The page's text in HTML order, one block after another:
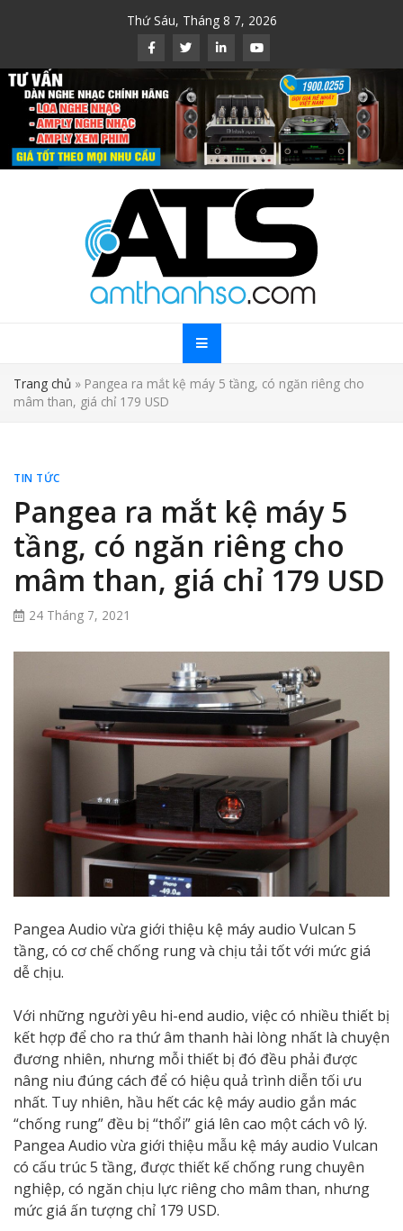
Thứ Sáu, Tháng 8 7, 2026
Trang chủ » Pangea ra mắt kệ máy 5 tầng, có ngăn riêng cho
mâm than, giá chỉ 179 USD
TIN TỨC
Pangea ra mắt kệ máy 5
tầng, có ngăn riêng cho
mâm than, giá chỉ 179 USD
24 Tháng 7, 2021
Pangea Audio vừa giới thiệu kệ máy audio Vulcan 5
tầng, có cơ chế chống rung và chịu tải tốt với mức giá
dễ chịu.
Với những người yêu hi-end audio, việc có nhiều thiết bị
kết hợp để cho ra thứ âm thanh hài lòng nhất là chuyện
đương nhiên, nhưng mỗi thiết bị đó đều phải được
nâng niu đúng cách để có hiệu quả trình diễn tối ưu
nhất. Tuy nhiên, hầu hết các kệ máy audio gắn mác
“chống rung” đều bị “thổi” giá lên cao một cách vô lý.
Pangea Audio vừa giới thiệu mẫu kệ máy audio Vulcan
có cấu trúc 5 tầng, được thiết kế chống rung chuyên
nghiệp, có ngăn chịu lực riêng cho mâm than, nhưng
mức giá ấn tượng chỉ 179 USD.